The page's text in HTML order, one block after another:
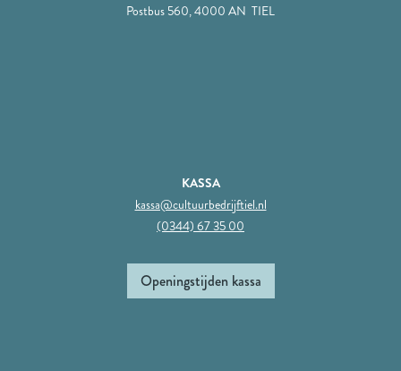
Postbus 560, 4000 AN TIEL
KASSA
kassa@cultuurbedrijftiel.nl
(0344) 67 35 00
Openingstijden kassa